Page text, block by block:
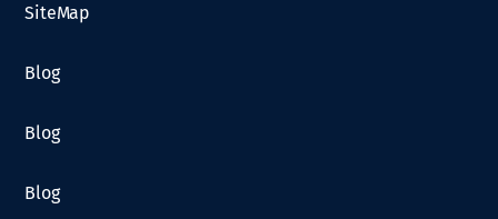
SiteMap
Blog
Blog
Blog